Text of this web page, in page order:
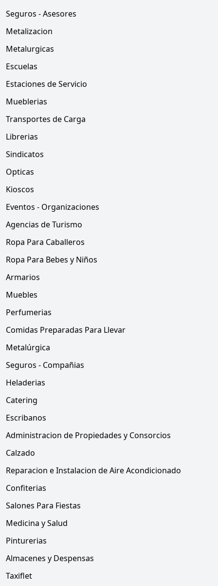
Seguros - Asesores
Metalizacion
Metalurgicas
Escuelas
Estaciones de Servicio
Mueblerias
Transportes de Carga
Librerias
Sindicatos
Opticas
Kioscos
Eventos - Organizaciones
Agencias de Turismo
Ropa Para Caballeros
Ropa Para Bebes y Niños
Armarios
Muebles
Perfumerias
Comidas Preparadas Para Llevar
Metalúrgica
Seguros - Compañias
Heladerias
Catering
Escribanos
Administracion de Propiedades y Consorcios
Calzado
Reparacion e Instalacion de Aire Acondicionado
Confiterias
Salones Para Fiestas
Medicina y Salud
Pinturerias
Almacenes y Despensas
Taxiflet